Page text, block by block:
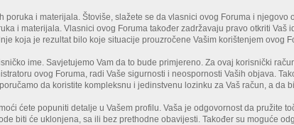
i materijala. Štoviše, slažete se da vlasnici ovog Foruma i
i materijala. Vlasnici ovog Foruma također zadržavaju pravo otkriti Vaš
koja je rezultat bilo koje situacije prouzročene Vašim korištenjem ovog
ime. Savjetujemo Vam da to bude primjereno. Za ovaj korisnički
ovog Foruma, radi Vaše sigurnosti i neospornosti Vaših objava.
da koristite kompleksnu i jedinstvenu lozinku za Vaš račun, a da
ćete popuniti detalje u Vašem profilu. Vaša je odgovornost da pružite
biti će uklonjena, sa ili bez prethodne obavijesti. Također su moguće